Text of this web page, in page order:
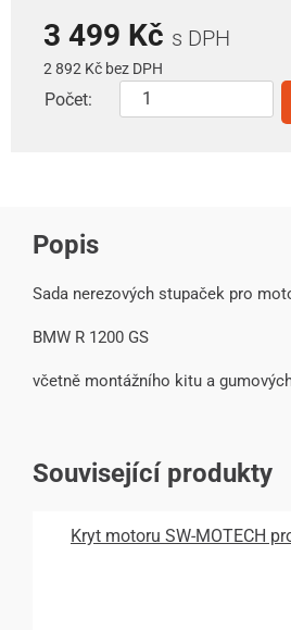
3 499 Kč s DPH
2 892 Kč bez DPH
Počet:
Popis
Sada nerezových stupaček pro
BMW R 1200 GS
včetně montážního kitu a
Související produkty
Kryt motoru SW-MOTECH